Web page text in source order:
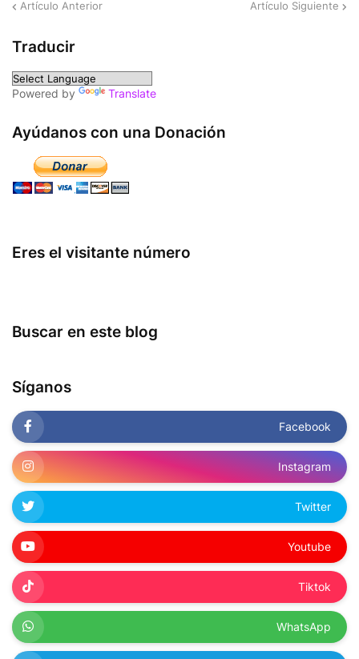
Artículo Anterior Artículo Siguiente
Traducir
Powered by Translate
Ayúdanos con una Donación
Eres el visitante número
Buscar en este blog
Síganos
Facebook
Instagram
Twitter
Youtube
Tiktok
WhatsApp